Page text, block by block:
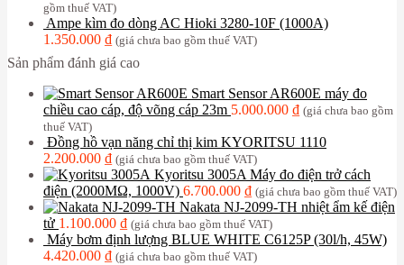
gồm thuế VAT)
Ampe kìm đo dòng AC Hioki 3280-10F (1000A)
1.350.000 ₫ (giá chưa bao gồm thuế VAT)
Sản phẩm đánh giá cao
Smart Sensor AR600E máy đo
chiều cao cáp, độ võng cáp 23m 5.000.000 ₫ (giá chưa bao gồm
thuế VAT)
Đồng hồ vạn năng chỉ thị kim KYORITSU 1110
2.200.000 ₫ (giá chưa bao gồm thuế VAT)
Kyoritsu 3005A Máy đo điện trở cách
điện (2000MΩ, 1000V) 6.700.000 ₫ (giá chưa bao gồm thuế VAT)
Nakata NJ-2099-TH nhiệt ẩm kế điện
tử 1.100.000 ₫ (giá chưa bao gồm thuế VAT)
Máy bơm định lượng BLUE WHITE C6125P (30l/h, 45W)
4.420.000 ₫ (giá chưa bao gồm thuế VAT)